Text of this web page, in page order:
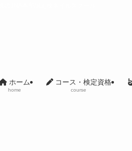
ホーム
home
コース・検定資格
course